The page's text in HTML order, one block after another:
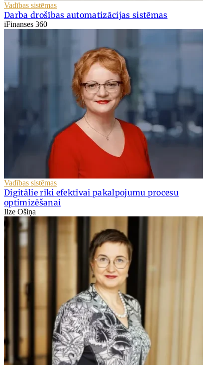
Vadības sistēmas
Darba drošības automatizācijas sistēmas
iFinanses 360
Vadības sistēmas
Digitālie rīki efektīvai pakalpojumu procesu
optimizēšanai
Ilze Ošiņa